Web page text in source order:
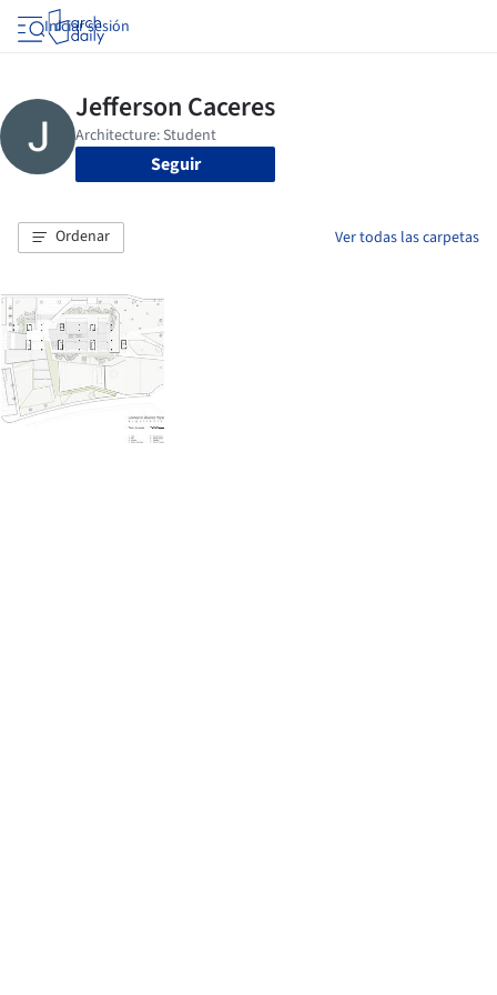
Iniciar sesión
Seguir
Ordenar Ver todas las carpetas